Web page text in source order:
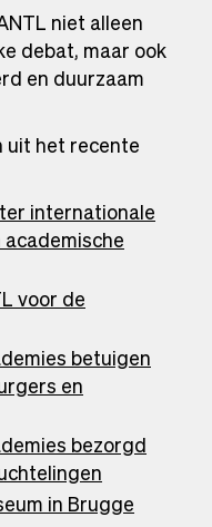
niet alleen
debat, maar ook
en duurzaam
uit het recente
internationale
voor de
betuigen
en
bezorgd
in Brugge